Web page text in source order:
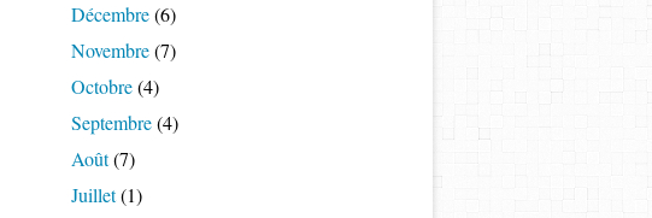
Décembre(6)
Novembre(7)
Octobre(4)
Septembre(4)
Août(7)
Juillet(1)